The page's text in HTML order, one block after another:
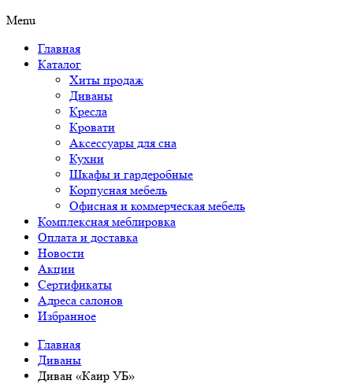
Menu
Главная
Каталог
Хиты продаж
Диваны
Кресла
Кровати
Аксессуары для сна
Кухни
Шкафы и гардеробные
Корпусная мебель
Офисная и коммерческая мебель
Комплексная меблировка
Оплата и доставка
Новости
Акции
Сертификаты
Адреса салонов
Избранное
Главная
Диваны
Диван «Каир УБ»